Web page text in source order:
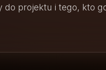
do projektu i tego, kto